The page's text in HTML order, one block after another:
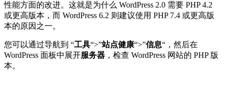
性能方面的改进。这就是为什么 WordPress 2.0 需要 PHP 4.2
或更高版本，而 WordPress 6.2 则建议使用 PHP 7.4 或更高版
本的原因之一。
您可以通过导航到 “工具“>”站点健康“>”信息“，然后在
WordPress 面板中展开服务器 ，检查 WordPress 网站的 PHP 版
本。